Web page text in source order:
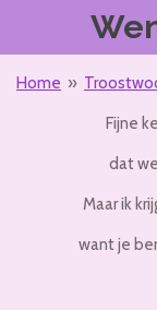
de
hoofdinhoud
Home »
Fijne
dat
Maar ik
want je